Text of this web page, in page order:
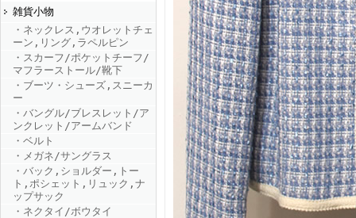
FINEBOYS2025年7月号
雑貨小物
・ネックレス,ウオレットチェ
ーン,リング,ラペルピン
・スカーフ/ポケットチーフ/
マフラーストール/靴下
・ブーツ・シューズ,スニーカ
ー
・バングル/ブレスレット/ア
ンクレット/アームバンド
・ベルト
・メガネ/サングラス
・バック,ショルダー,トー
ト,ポシェット,リュック,ナ
ップサック
・ネクタイ/ボウタイ